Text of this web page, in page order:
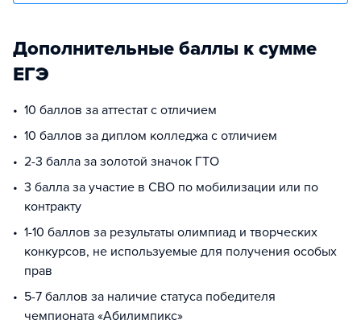
Дополнительные баллы к сумме
ЕГЭ
10 баллов за аттестат с отличием
10 баллов за диплом колледжа с отличием
2-3 балла за золотой значок ГТО
3 балла за участие в СВО по мобилизации или по
контракту
1-10 баллов за результаты олимпиад и творческих
конкурсов, не используемые для получения особых
прав
5-7 баллов за наличие статуса победителя
чемпионата «Абилимпикс»